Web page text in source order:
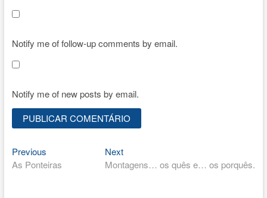
Notify me of follow-up comments by email.
Notify me of new posts by email.
Navegação
de
PreviousPrevious
post:
As Ponteiras
NextNext
post:
Montagens… os quês e… os porquês.